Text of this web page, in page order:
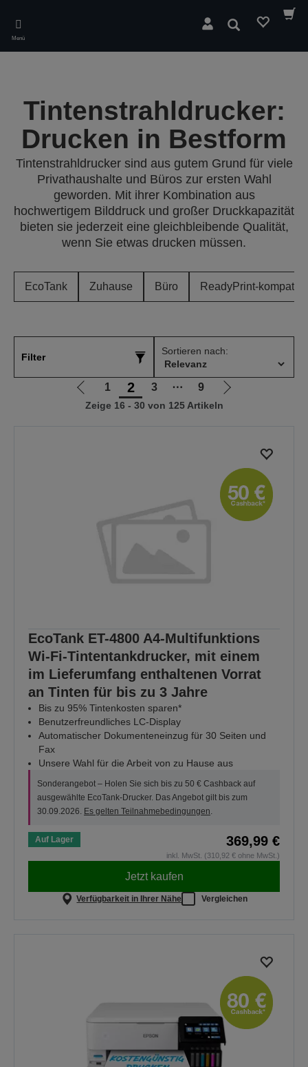
main
content
Menü
Suchen
Tintenstrahldrucker:
Drucken in Bestform
Tintenstrahldrucker sind aus gutem Grund für viele
Privathaushalte und Büros zur ersten Wahl
geworden. Mit ihrer Kombination aus
hochwertigem Bilddruck und großer Druckkapazität
bieten sie jederzeit eine gleichbleibende Qualität,
wenn Sie etwas drucken müssen.
EcoTank Zuhause Büro ReadyPrint-
Filter
Sortieren nach:
Zur
vorherigen
1 2 3 ⋯ 9
Zur
Zeige 16 - 30 von 125 Artikeln
EcoTank ET-4800 A4-Multifunktions
Wi-Fi-Tintentankdrucker, mit einem
im Lieferumfang enthaltenen Vorrat
an Tinten für bis zu 3 Jahre
Bis zu 95% Tintenkosten sparen*
Benutzerfreundliches LC-Display
Automatischer Dokumenteneinzug für 30 Seiten und
Fax
Unsere Wahl für die Arbeit von zu Hause aus
Sonderangebot – Holen Sie sich bis zu 50 € Cashback auf
ausgewählte EcoTank-Drucker. Das Angebot gilt bis zum
30.09.2026. Es gelten Teilnahmebedingungen.
Auf Lager 369,99 €
inkl. MwSt. (310,92 € ohne MwSt.)
Jetzt kaufen
Verfügbarkeit in Ihrer Nähe Vergleichen